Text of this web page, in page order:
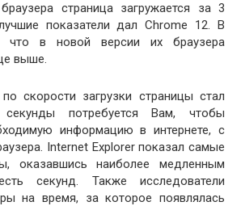
страница загружается за 3
показатели дал Chrome 12. В
что в новой версии их браузера
выше.
скорости загрузки страницы стал
потребуется Вам, чтобы
информацию в интернете, с
Internet Explorer показал самые
оказавшись наиболее медленным
секунд. Также исследователи
на время, за которое появлялась